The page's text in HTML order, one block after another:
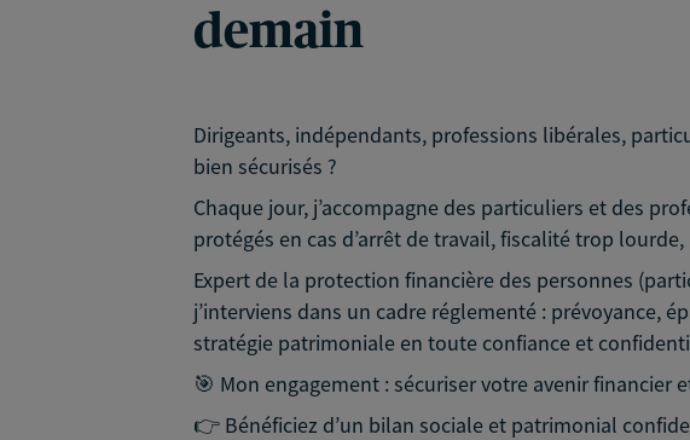
demain
Dirigeants, indépendants, professions libérales,
bien sécurisés ?
Chaque jour, j’accompagne des particuliers et des
protégés en cas d’arrêt de travail, fiscalité trop
Expert de la protection financière des personnes
j’interviens dans un cadre réglementé : prévoyance,
stratégie patrimoniale en toute confiance et
🎯 Mon engagement : sécuriser votre avenir
👉 Bénéficiez d’un bilan sociale et patrimonial